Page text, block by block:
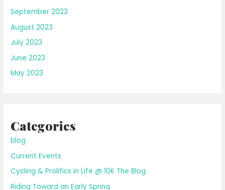
September 2023
August 2023
July 2023
June 2023
May 2023
Categories
blog
Current Events
Cycling & Prolifics in Life @ 10K The Blog
Riding Toward an Early Spring